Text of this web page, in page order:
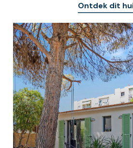
Ontdek dit
Learn
more